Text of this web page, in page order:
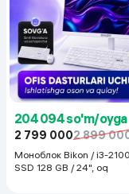
204 094 so'm/oyga
2 799 0002 899
Моноблок Bikon / i3-
SSD 128 GB / 24", oq